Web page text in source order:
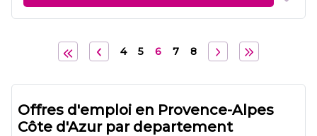
4 5 6 7 8
Offres d'emploi en Provence-Alpes
Côte d'Azur par departement